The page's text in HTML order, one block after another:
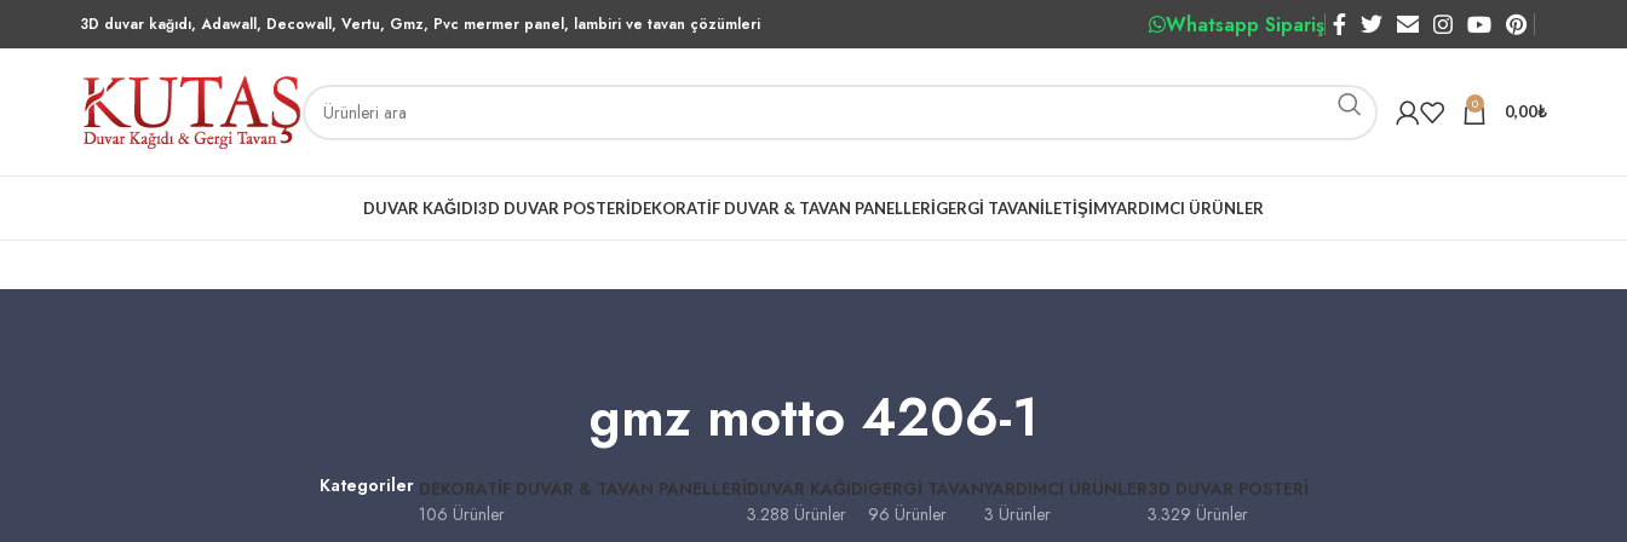
3D duvar kağıdı, Adawall, Decowall, Vertu, Gmz, Pvc mermer panel, lambiri ve tavan çözümleri Whatsapp Sipariş
0 0,00₺
DUVAR KAĞIDI3D DUVAR POSTERIDEKORATIF DUVAR & TAVAN PANELLERIGERGI TAVANİLETIŞIMYARDIMCI ÜRÜNLER
gmz motto 4206-1
Kategoriler DEKORATIF DUVAR & TAVAN PANELLERI
106 Ürünler
DUVAR KAĞIDI
3.288 Ürünler
GERGI TAVAN
96 Ürünler
YARDIMCI ÜRÜNLER
3 Ürünler
3D DUVAR POSTERI
3.329 Ürünler